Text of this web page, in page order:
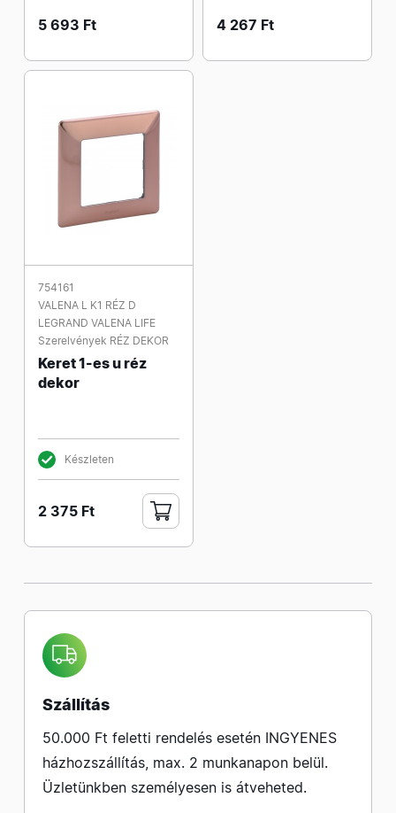
5 693 Ft 4 267 Ft
754161
VALENA L K1 RÉZ D
LEGRAND VALENA LIFE
Szerelvények RÉZ DEKOR
Keret 1-es u réz
dekor
Készleten
2 375 Ft
Szállítás
50.000 Ft feletti rendelés esetén INGYENES
házhozszállítás, max. 2 munkanapon belül.
Üzletünkben személyesen is átveheted.